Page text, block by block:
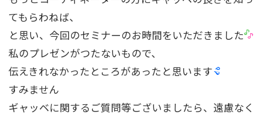
てもらわねば、
と思い、今回のセミナーのお時間をいただきました
私のプレゼンがつたないもので、
伝えきれなかったところがあったと思います
すみません
ギャッベに関するご質問等ございましたら、遠慮なく